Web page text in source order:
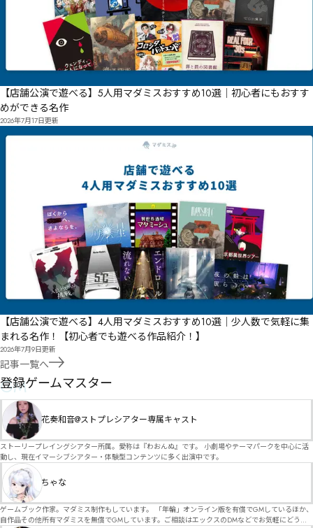
【店舗公演で遊べる】5人用マダミスおすすめ10選｜初心者にもおすす
めができる名作
2026年7月17日更新
【店舗公演で遊べる】4人用マダミスおすすめ10選｜少人数で気軽に集
まれる名作！【初心者でも遊べる作品紹介！】
2026年7月9日更新
記事一覧へ
GM
登録ゲームマスター
花奏和音@ストプレシアター専属キャスト
ストーリープレイングシアター所属。愛称は『わおんぬ』です。 小劇場やテーマパークを中心に活
動し、現在イマーシブシアター・体験型コンテンツに多く出演中です。
ちゃな
ゲームブック作家。マダミス制作もしています。 「年輪」オンライン版を有償でGMしているほか、
自作品その他所有マダミスを無償でGMしています。ご相談はエックスのDMなどでお気軽にどう